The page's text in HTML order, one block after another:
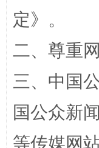
漫山遍野的桃花
定》。
二、尊重
三、中国
国公众新
等传媒网